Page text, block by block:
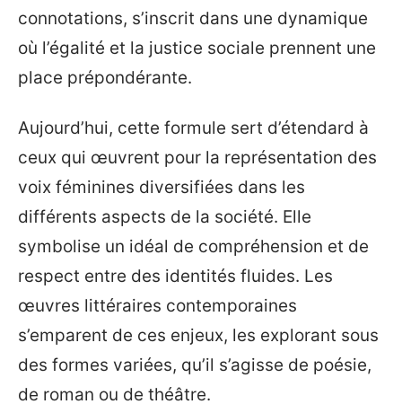
connotations, s’inscrit dans une dynamique
où l’égalité et la justice sociale prennent une
place prépondérante.
Aujourd’hui, cette formule sert d’étendard à
ceux qui œuvrent pour la représentation des
voix féminines diversifiées dans les
différents aspects de la société. Elle
symbolise un idéal de compréhension et de
respect entre des identités fluides. Les
œuvres littéraires contemporaines
s’emparent de ces enjeux, les explorant sous
des formes variées, qu’il s’agisse de poésie,
de roman ou de théâtre.